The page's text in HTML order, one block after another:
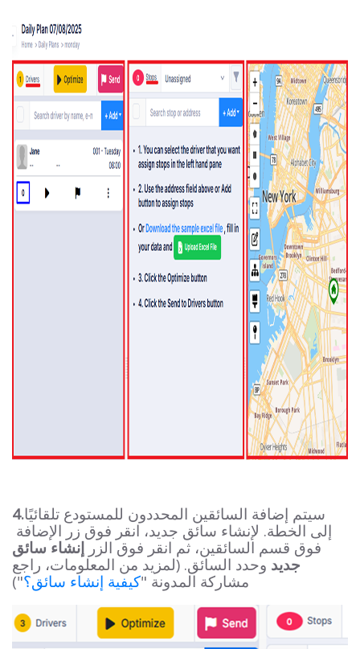
4.سيتم إضافة السائقين المحددون للمستودع تلقائيًا
إلى الخطة. لإنشاء سائق جديد، انقر فوق زر الإضافة
فوق قسم السائقين، ثم انقر فوق الزر إنشاء سائق
جديد وحدد السائق. (لمزيد من المعلومات، راجع
مشاركة المدونة "كيفية إنشاء سائق؟")